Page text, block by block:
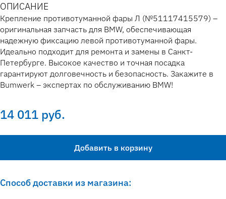
ОПИСАНИЕ
Крепление противотуманной фары Л (№51117415579) –
оригинальная запчасть для BMW, обеспечивающая
надежную фиксацию левой противотуманной фары.
Идеально подходит для ремонта и замены в Санкт-
Петербурге. Высокое качество и точная посадка
гарантируют долговечность и безопасность. Закажите в
Bumwerk – экспертах по обслуживанию BMW!
14 011 руб.
Добавить в корзину
Способ доставки из магазина: